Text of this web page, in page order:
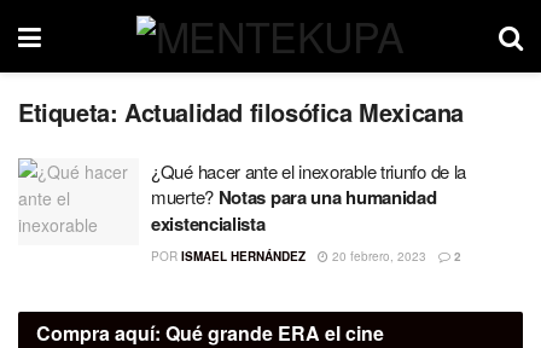
Etiqueta: Actualidad filosófica Mexicana
¿Qué hacer ante el inexorable triunfo de la
muerte? Notas para una humanidad
existencialista
POR ISMAEL HERNÁNDEZ 20 febrero, 2023 2
Compra aquí: Qué grande ERA el cine